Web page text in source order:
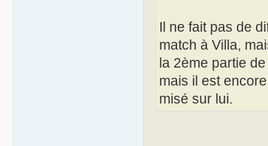
Il ne fait pas de
match à Villa,
la 2ème partie
mais il est
misé sur lui.